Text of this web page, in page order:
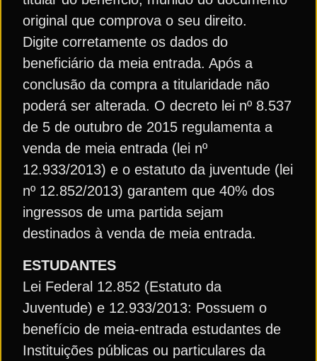
original que comprova o seu direito.
Digite corretamente os dados do
beneficiário da meia entrada. Após a
conclusão da compra a titularidade não
poderá ser alterada. O decreto lei nº 8.537
de 5 de outubro de 2015 regulamenta a
venda de meia entrada (lei nº
12.933/2013) e o estatuto da juventude (lei
nº 12.852/2013) garantem que 40% dos
ingressos de uma partida sejam
destinados à venda de meia entrada.
ESTUDANTES
Lei Federal 12.852 (Estatuto da
Juventude) e 12.933/2013: Possuem o
benefício de meia-entrada estudantes de
Instituições públicas ou particulares da